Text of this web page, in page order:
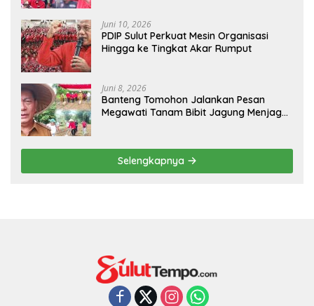
Juni 10, 2026
PDIP Sulut Perkuat Mesin Organisasi
Hingga ke Tingkat Akar Rumput
Juni 8, 2026
Banteng Tomohon Jalankan Pesan
Megawati Tanam Bibit Jagung Menjaga
Selengkapnya